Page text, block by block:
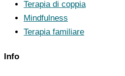
Terapia di coppia
Mindfulness
Terapia familiare
Info